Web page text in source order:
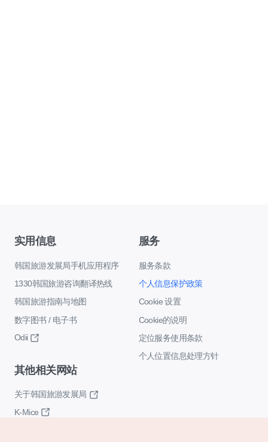
实用信息
韩国旅游发展局手机应用程序
1330韩国旅游咨询翻译热线
韩国旅游指南与地图
数字图书 / 电子书
Odii
服务
服务条款
个人信息保护政策
Cookie 设置
Cookie的说明
定位服务使用条款
个人位置信息处理方针
其他相关网站
关于韩国旅游发展局
K-Mice